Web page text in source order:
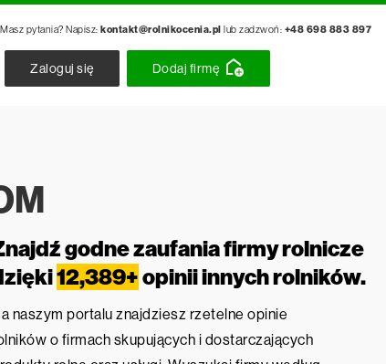
Masz pytania? Napisz: kontakt@rolnikocenia.pl lub zadzwoń: +48 698 883 897
Zaloguj się Dodaj firmę
godne zaufania firmy rolnicze
12,389+opinii innych rolników.
naszym portalu znajdziesz rzetelne opinie
o firmach skupujących i dostarczających